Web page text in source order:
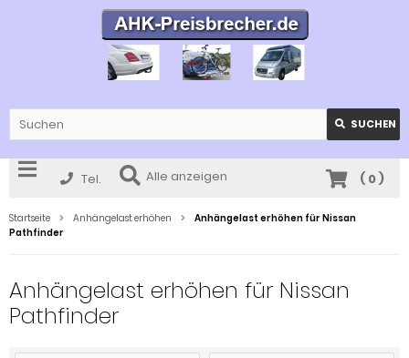
SUCHEN
Tel. Alle anzeigen ( 0)
Startseite Anhängelast erhöhen
Anhängelast erhöhen für Nissan
Pathfinder
Anhängelast erhöhen für Nissan
Pathfinder